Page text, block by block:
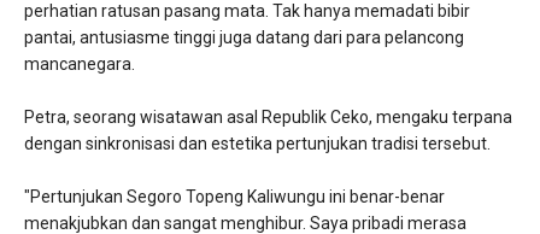
perhatian ratusan pasang mata. Tak hanya memadati bibir
pantai, antusiasme tinggi juga datang dari para pelancong
mancanegara.
​Petra, seorang wisatawan asal Republik Ceko, mengaku terpana
dengan sinkronisasi dan estetika pertunjukan tradisi tersebut.
​"Pertunjukan Segoro Topeng Kaliwungu ini benar-benar
menakjubkan dan sangat menghibur. Saya pribadi merasa